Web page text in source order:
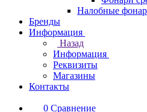
Налобные
Бренды
Информация
Назад
Информация
Реквизиты
Магазины
Контакты
0 Сравнение